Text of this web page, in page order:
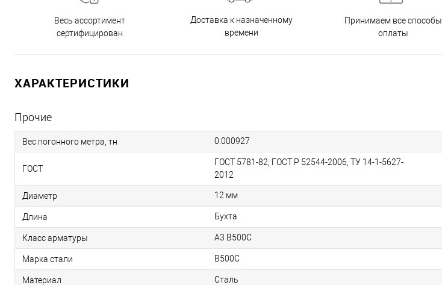
Весь ассортимент
сертифицирован
Доставка к назначенному
времени
Принимаем все способы
оплаты
ХАРАКТЕРИСТИКИ
Прочие
Вес погонного метра, тн 0.000927
ГОСТ
ГОСТ 5781-82, ГОСТ Р 52544-2006, ТУ 14-1-5627-
2012
Диаметр 12 мм
Длина Бухта
Класс арматуры А3 В500С
Марка стали B500С
Материал Сталь